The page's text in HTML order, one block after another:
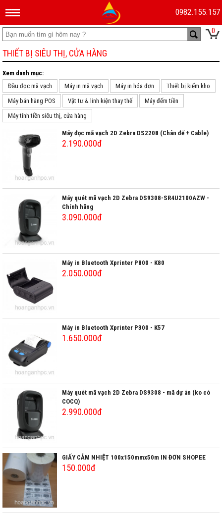
0982.155.157
0
THIẾT BỊ SIÊU THỊ, CỬA HÀNG
Xem danh mục:
Đầu đọc mã vạch
Máy in mã vạch Máy in hóa đơn
Thiết bị kiểm kho
Máy bán hàng POS
Vật tư & linh kiện thay thế
Máy đếm tiền
Máy tính tiền siêu thị, cửa hàng
Máy đọc mã vạch 2D Zebra DS2208 (Chân đế + Cable)
2.190.000đ
Máy quét mã vạch 2D Zebra DS9308-SR4U2100AZW -
Chính hãng
3.090.000đ
Máy in Bluetooth Xprinter P800 - K80
2.050.000đ
Máy in Bluetooth Xprinter P300 - K57
1.650.000đ
Máy quét mã vạch 2D Zebra DS9308 - mã dự án (ko có
COCQ)
2.990.000đ
GIẤY CẢM NHIỆT 100x150mmx50m IN ĐƠN SHOPEE
150.000đ